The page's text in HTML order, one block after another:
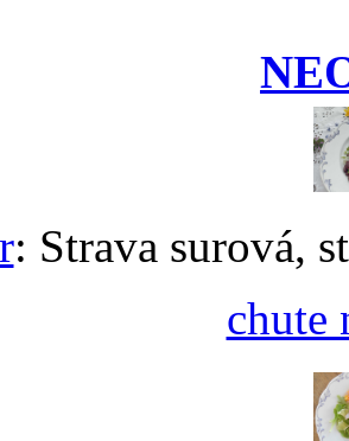
: Strava surová,
chute